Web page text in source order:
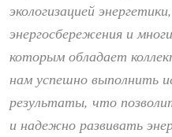
экологизацией
энергосбережения и
которым обладает
нам успешно выполнить
результаты, что
и надежно развивать